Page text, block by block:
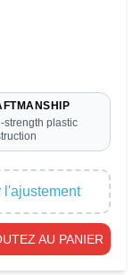
strength plastic
l'ajustement
AU PANIER